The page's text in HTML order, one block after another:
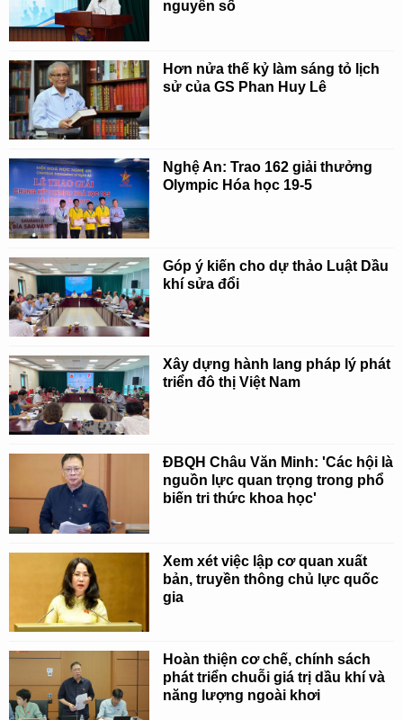
nguyên số
Hơn nửa thế kỷ làm sáng tỏ lịch
sử của GS Phan Huy Lê
Nghệ An: Trao 162 giải thưởng
Olympic Hóa học 19-5
Góp ý kiến cho dự thảo Luật Dầu
khí sửa đổi
Xây dựng hành lang pháp lý phát
triển đô thị Việt Nam
ĐBQH Châu Văn Minh: 'Các hội là
nguồn lực quan trọng trong phổ
biến tri thức khoa học'
Xem xét việc lập cơ quan xuất
bản, truyền thông chủ lực quốc
gia
Hoàn thiện cơ chế, chính sách
phát triển chuỗi giá trị dầu khí và
năng lượng ngoài khơi